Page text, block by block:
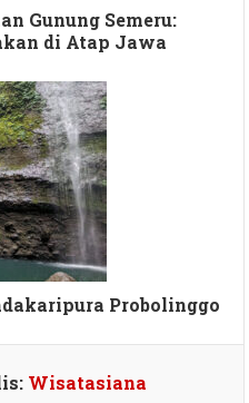
Gunung Semeru:
di Atap Jawa
Probolinggo
Wisatasiana